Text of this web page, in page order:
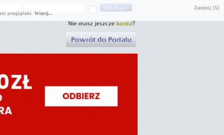
Zamknij [X]
przeglądarki. Więcej...